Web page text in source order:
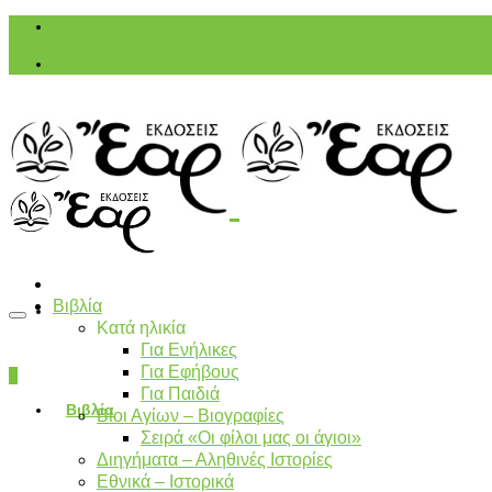
Βιβλία
Βιβλία
Κατά ηλικία
Για Ενήλικες
Για Εφήβους
Για Παιδιά
Βίοι Αγίων – Βιογραφίες
Σειρά «Οι φίλοι μας οι άγιοι»
Διηγήματα – Αληθινές Ιστορίες
Εθνικά – Ιστορικά